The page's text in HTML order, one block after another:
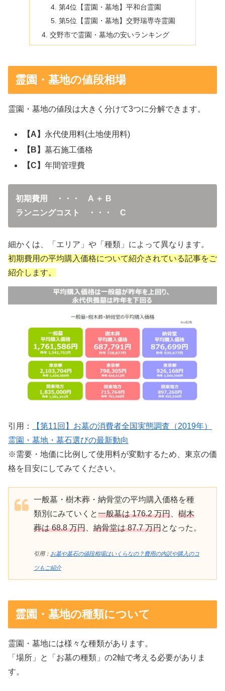
第4位【霊園・墓地】平和台霊園
第5位【霊園・墓地】交野瑞専寺霊園
交野市で霊園・墓地の安いランキング
霊園・墓地の値段相場
霊園・墓地の値段は大きく分けて3つに分解できます。
【A】 永代使用料(土地使用料)
【B】墓石施工価格
【C】年間管理費
初期費用 ・・・ A ＋ B
ランニングコスト ・・・ C
細かくは、「エリア」や「種類」によって異なります。
初期費用の平均購入価格について紹介されている記事をご
紹介します。
引用：
【第11回】お墓の消費者全国実態調査（2019年）
霊園・墓地・墓石選びの最新動向
※需要・地価に比例して使用料が変動するため、東京の価
格を目安にしてみてください。
一般墓・樹木葬・納骨堂の平均購入価格を種
類別にみていくと一般墓は 176.2 万円
樹木
葬は 68.8 万円
納骨堂は 87.7 万円となった。
引用： お墓や墓石の値段相場はいくらなの？費用の内訳や購入のコ
ツもご紹介
霊園・墓地の種類について
霊園・墓地には様々な種類があります。
「場所」と「お墓の種類」の2軸で考える必要がありま
す。